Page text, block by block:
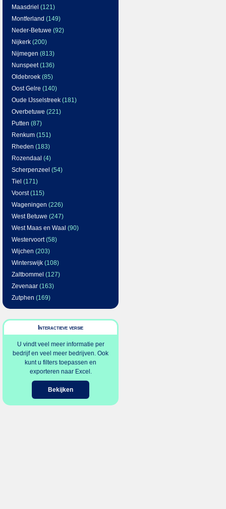
Maasdriel (121)
Montferland (149)
Neder-Betuwe (92)
Nijkerk (200)
Nijmegen (813)
Nunspeet(136)
Oldebroek (85)
Oost Gelre (140)
Oude IJsselstreek (181)
Overbetuwe (221)
Putten (87)
Renkum (151)
Rheden (183)
Rozendaal (4)
Scherpenzeel (54)
Tiel (171)
Voorst(115)
Wageningen (226)
West Betuwe (247)
West Maas en Waal (90)
Westervoort(58)
Wijchen (203)
Winterswijk (108)
Zaltbommel (127)
Zevenaar (163)
Zutphen (169)
Interactieve versie
U vindt veel meer informatie per
bedrijf en veel meer bedrijven. Ook
kunt u filters toepassen en
exporteren naar Excel.
Bekijken